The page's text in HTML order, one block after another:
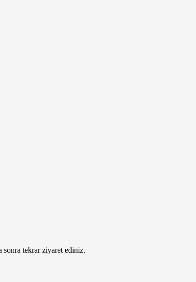
sonra tekrar ziyaret ediniz.